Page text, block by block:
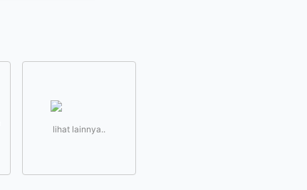
lihat lainnya..